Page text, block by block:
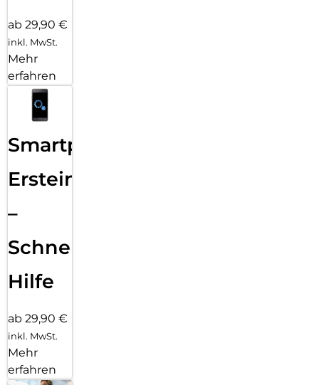
ab 29,90 €
inkl. MwSt.
Mehr
erfahren
Smartphone
Ersteinrichtung
–
Schnelle
Hilfe
ab 29,90 €
inkl. MwSt.
Mehr
erfahren